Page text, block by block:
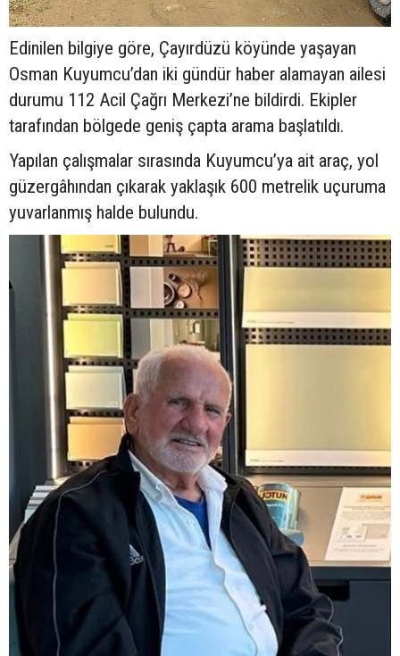
Edinilen bilgiye göre, Çayırdüzü köyünde yaşayan
Osman Kuyumcu’dan iki gündür haber alamayan ailesi
durumu 112 Acil Çağrı Merkezi’ne bildirdi. Ekipler
tarafından bölgede geniş çapta arama başlatıldı.
Yapılan çalışmalar sırasında Kuyumcu’ya ait araç, yol
güzergâhından çıkarak yaklaşık 600 metrelik uçuruma
yuvarlanmış halde bulundu.